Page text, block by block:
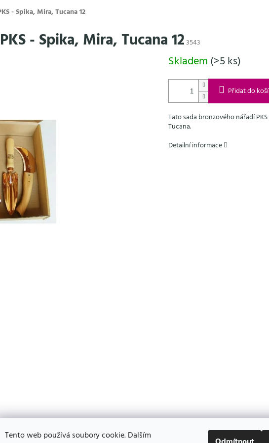
Tento web používá soubory cookie. Dalším
- Spika, Mira, Tucana 12
- Spika, Mira, Tucana 123543
Skladem (>5 ks)
Přidat do
Tato sada bronzového nářadí
Tucana.
Detailní informace